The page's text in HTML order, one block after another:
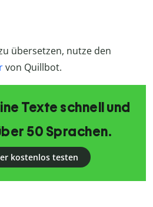
übersetzen, nutze den
von Quillbot.
Texte schnell und
50 Sprachen.
kostenlos testen